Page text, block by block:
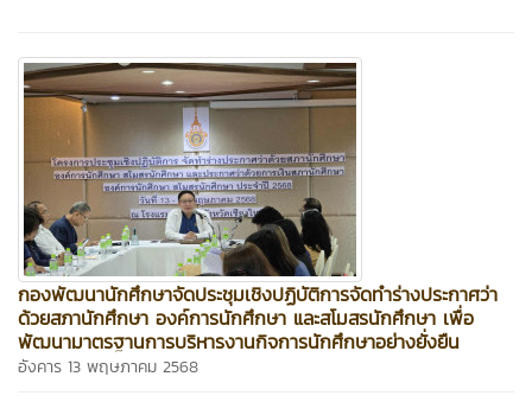
กองพัฒนานักศึกษาจัดประชุมเชิงปฏิบัติการจัดทำร่างประกาศว่า
ด้วยสภานักศึกษา องค์การนักศึกษา และสโมสรนักศึกษา เพื่อ
พัฒนามาตรฐานการบริหารงานกิจการนักศึกษาอย่างยั่งยืน
อังคาร 13 พฤษภาคม 2568